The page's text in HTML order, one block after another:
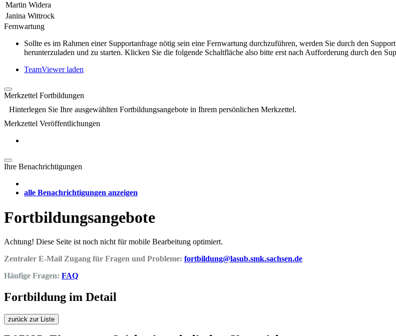
Martin Widera
Janina Wittrock
Fernwartung
Sollte es im Rahmen einer Supportanfrage nötig sein eine Fernwartung durchzuführen, werden Sie durch den
herunterzuladen und zu starten. Klicken Sie die folgende Schaltfläche also bitte erst nach Aufforderung durch den
TeamViewer laden
Merkzettel Fortbildungen
Hinterlegen Sie Ihre ausgewählten Fortbildungsangebote in Ihrem persönlichen Merkzettel.
Merkzettel Veröffentlichungen
Ihre Benachrichtigungen
alle Benachrichtigungen anzeigen
Fortbildungsangebote
Achtung! Diese Seite ist noch nicht für mobile Bearbeitung optimiert.
Zentraler E-Mail Zugang für Fragen und Probleme: fortbildung@lasub.smk.sachsen.de
Häufige Fragen: FAQ
Fortbildung im Detail
zurück zur Liste